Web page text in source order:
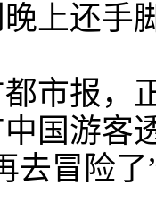
上还手
市报，
国游客
去冒险了”